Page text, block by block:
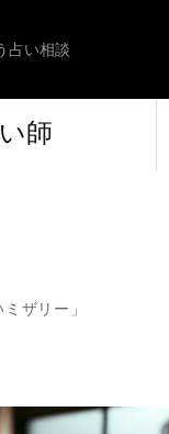
占い相談
師
ザリー」